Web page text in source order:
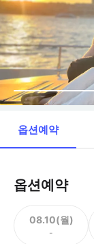
옵션예약
옵션예약
08.10(월)
-